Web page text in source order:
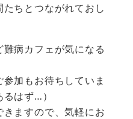
ちとつながれておし
病カフェが気になる
加もお待ちしていま
はず…）
ますので、気軽にお